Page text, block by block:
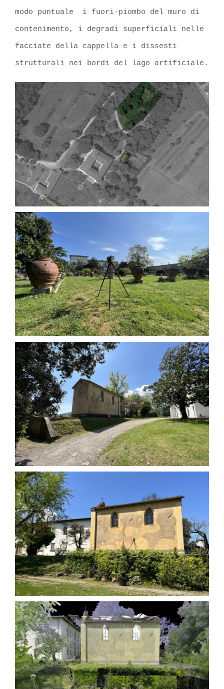
modo puntuale i fuori-piombo del muro di
contenimento, i degradi superficiali nelle
facciate della cappella e i dissesti
strutturali nei bordi del lago artificiale.